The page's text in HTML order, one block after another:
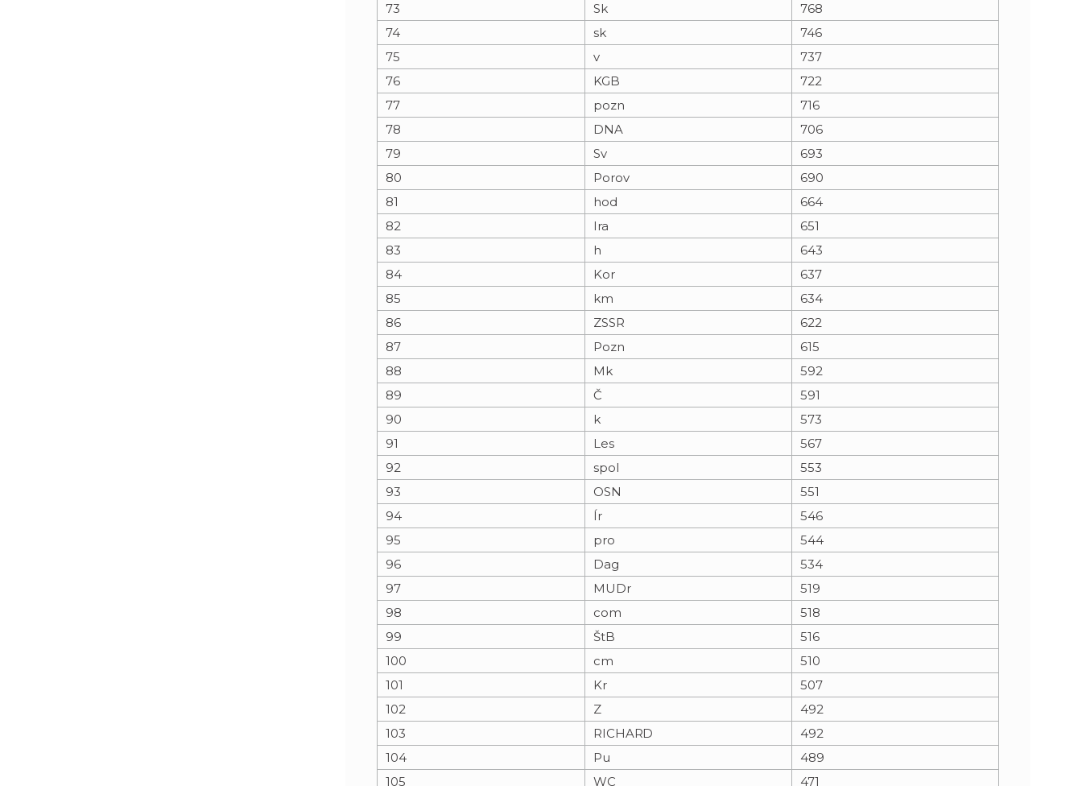
73
Sk
768
74
sk
746
75
v
737
76
KGB
722
77
pozn
716
78
DNA
706
79
Sv
693
80
Porov
690
81
hod
664
82
Ira
651
83
h
643
84
Kor
637
85
km
634
86
ZSSR
622
87
Pozn
615
88
Mk
592
89
Č
591
90
k
573
91
Les
567
92
spol
553
93
OSN
551
94
Ír
546
95
pro
544
96
Dag
534
97
MUDr
519
98
com
518
99
ŠtB
516
100
cm
510
101
Kr
507
102
Z
492
103
RICHARD
492
104
Pu
489
105
WC 471